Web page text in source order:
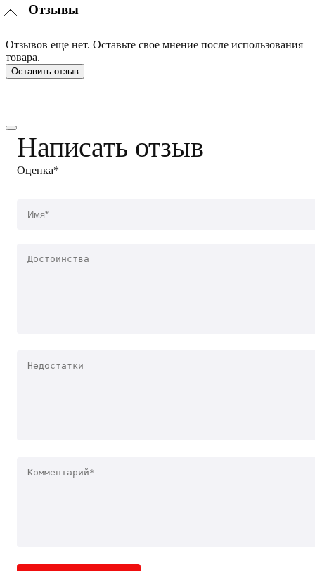
Отзывы
Отзывов еще нет. Оставьте свое мнение после использования
товара.
Оставить отзыв
Написать отзыв
Оценка*